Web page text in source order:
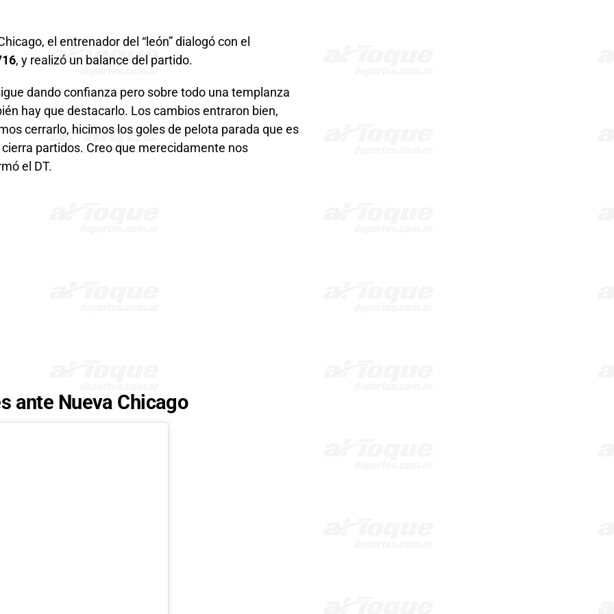
el entrenador del “león” dialogó con el
, y realizó un balance del partido.
dando confianza pero sobre todo una templanza
hay que destacarlo. Los cambios entraron bien,
cerrarlo, hicimos los goles de pelota parada que es
partidos. Creo que merecidamente nos
el DT.
ante Nueva Chicago